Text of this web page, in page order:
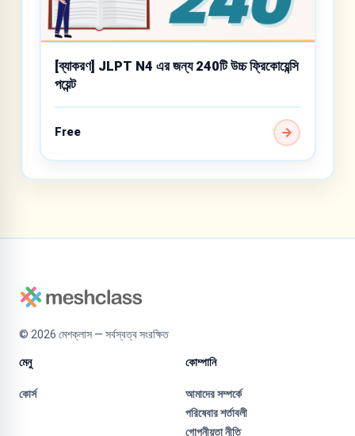
[ব্যাকরণ] JLPT N4 এর জন্য 240টি উচ্চ ফ্রিকোয়েন্সি
পয়েন্ট
Free
© 2026 মেশক্লাস — সর্বস্বত্ব সংরক্ষিত
মেনু
কোর্স
কোম্পানি
আমাদের সম্পর্কে
পরিষেবার শর্তাবলী
গোপনীয়তা নীতি